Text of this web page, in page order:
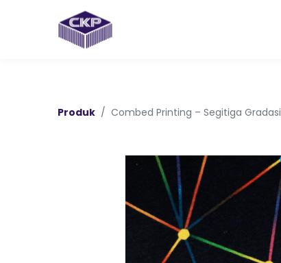
Produk Combed Printing – Segitiga Gradasi